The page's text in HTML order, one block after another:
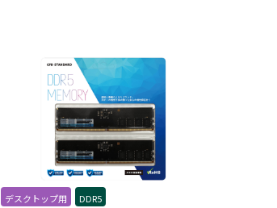
ー、キーボード、マウスは別売りとなります。※パソコ
ン本体はご注文・決済完了後に組み立ての為、決済完了
後のお客様都合でのキャンセルは承ることができませ
ん。【ショップビルドPCラインナップ一覧】はこちら
【同時購入おすすめ周辺機器】はこちら
デスクトップ用 DDR5